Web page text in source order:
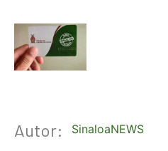
Autor: SinaloaNEWS